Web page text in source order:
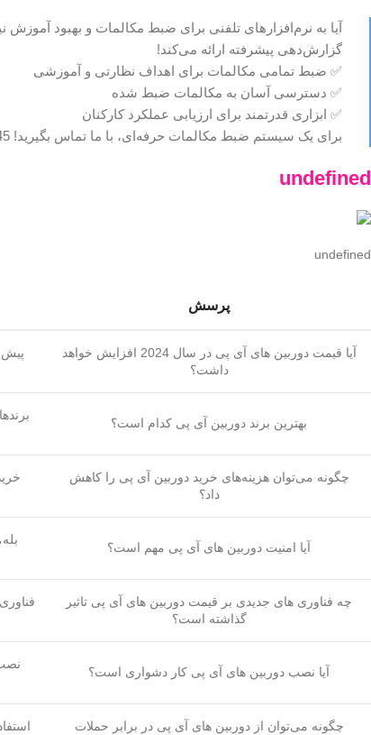
آیا به نرم‌افزارهای تلفنی برای ضبط مکالمات و بهبود
گزارش‌دهی پیشرفته ارائه می‌کند!
✅ ضبط تمامی مکالمات برای اهداف نظارتی و آموزشی
✅ دسترسی آسان به مکالمات ضبط شده
✅ ابزاری قدرتمند برای ارزیابی عملکرد کارکنان
برای یک سیستم ضبط مکالمات حرفه‌ای، با ما تماس بگیرید! 09124135845
undefined
undefined
پرسش
آیا قیمت دوربین های آی پی در سال 2024 افزایش خواهد
داشت؟
بهترین برند دوربین آی پی کدام است؟
چگونه می‌توان هزینه‌های خرید دوربین آی پی را کاهش
داد؟
آیا امنیت دوربین های آی پی مهم است؟
چه فناوری های جدیدی بر قیمت دوربین های آی پی تاثیر
گذاشته است؟
آیا نصب دوربین های آی پی کار دشواری است؟
چگونه می‌توان از دوربین های آی پی در برابر حملات